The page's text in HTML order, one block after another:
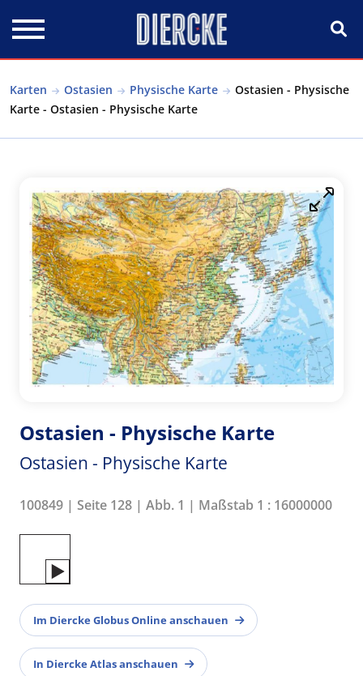
Karten Ostasien Physische Karte
Ostasien - Physische
Karte - Ostasien - Physische Karte
Ostasien - Physische Karte
Ostasien - Physische Karte
100849 | Seite 128 | Abb. 1 | Maßstab 1 : 16000000
Im Diercke Globus Online anschauen
In Diercke Atlas anschauen